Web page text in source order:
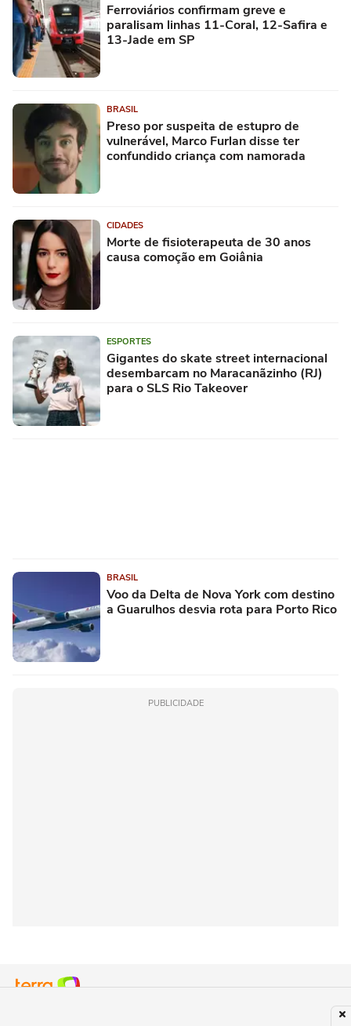
Ferroviários confirmam greve e
paralisam linhas 11-Coral, 12-Safira e
13-Jade em SP
BRASIL
Preso por suspeita de estupro de
vulnerável, Marco Furlan disse ter
confundido criança com namorada
CIDADES
Morte de fisioterapeuta de 30 anos
causa comoção em Goiânia
ESPORTES
Gigantes do skate street internacional
desembarcam no Maracanãzinho (RJ)
para o SLS Rio Takeover
BRASIL
Voo da Delta de Nova York com destino
a Guarulhos desvia rota para Porto Rico
PUBLICIDADE